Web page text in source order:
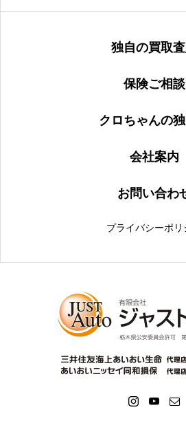
独自の買取
保険ご相談
クロちゃんの
会社案内
お問い合わ
プライバシーポリ